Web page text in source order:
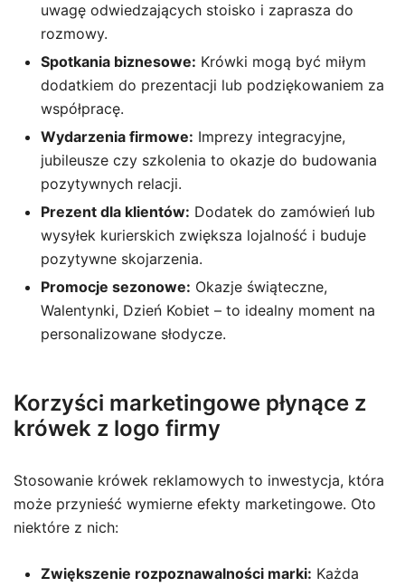
uwagę odwiedzających stoisko i zaprasza do
rozmowy.
Spotkania biznesowe: Krówki mogą być miłym
dodatkiem do prezentacji lub podziękowaniem za
współpracę.
Wydarzenia firmowe: Imprezy integracyjne,
jubileusze czy szkolenia to okazje do budowania
pozytywnych relacji.
Prezent dla klientów: Dodatek do zamówień lub
wysyłek kurierskich zwiększa lojalność i buduje
pozytywne skojarzenia.
Promocje sezonowe: Okazje świąteczne,
Walentynki, Dzień Kobiet – to idealny moment na
personalizowane słodycze.
Korzyści marketingowe płynące z
krówek z logo firmy
Stosowanie krówek reklamowych to inwestycja, która
może przynieść wymierne efekty marketingowe. Oto
niektóre z nich:
Zwiększenie rozpoznawalności marki: Każda